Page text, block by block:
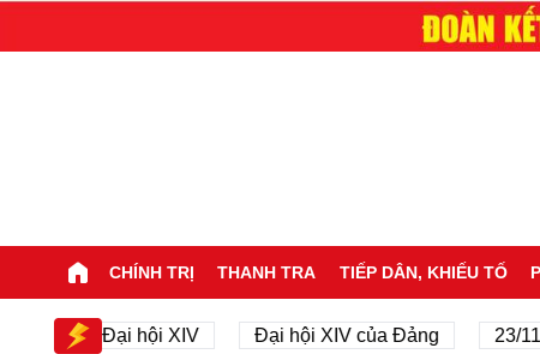
CHÍNH TRỊ THANH TRA TIẾP DÂN, KHIẾU TỐ
Đại hội XIV Đại hội XIV của Đảng 23/11/1945